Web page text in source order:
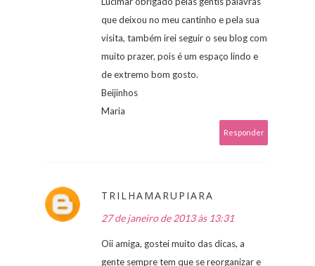
que deixou no meu cantinho e pela sua
visita, também irei seguir o seu blog com
muito prazer, pois é um espaço lindo e
de extremo bom gosto.
Beijinhos
Maria
Responder
TRILHAMARUPIARA
27 de janeiro de 2013 às 13:31
Oii amiga, gostei muito das dicas, a
gente sempre tem que se reorganizar e